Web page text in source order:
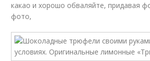
какао и хорошо обваляйте, придавая
фото,